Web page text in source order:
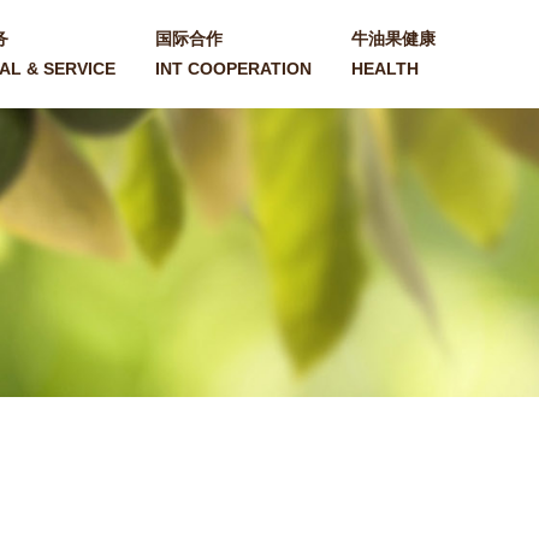
& SERVICE
国际合作
INT COOPERATION
牛油果健康
HEALTH